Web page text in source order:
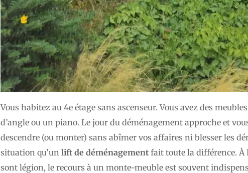
Vous habitez au 4e étage sans ascenseur. Vous avez des
d’angle ou un piano. Le jour du déménagement approche et
descendre (ou monter) sans abîmer vos affaires ni blesser les
situation qu’un lift de déménagement fait toute la différence. À
sont légion, le recours à un monte-meuble est souvent